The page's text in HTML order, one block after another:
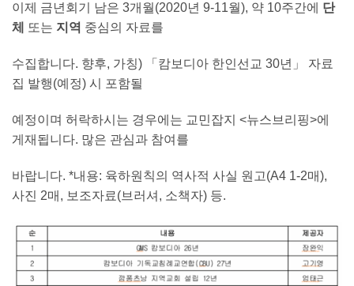
이제 금년회기 남은 3개월(2020년 9-11월), 약 10주간에 단
체
또는 지역 중심의 자료를
수집합니다. 향후, 가칭) 「캄보디아 한인선교 30년」 자료
집 발행(예정) 시 포함될
예정이며 허락하시는 경우에는 교민잡지 <뉴스브리핑>에
게재됩니다. 많은 관심과 참여를
바랍니다. *내용: 육하원칙의 역사적 사실 원고(A4 1-2매),
사진 2매, 보조자료(브러셔, 소책자) 등.